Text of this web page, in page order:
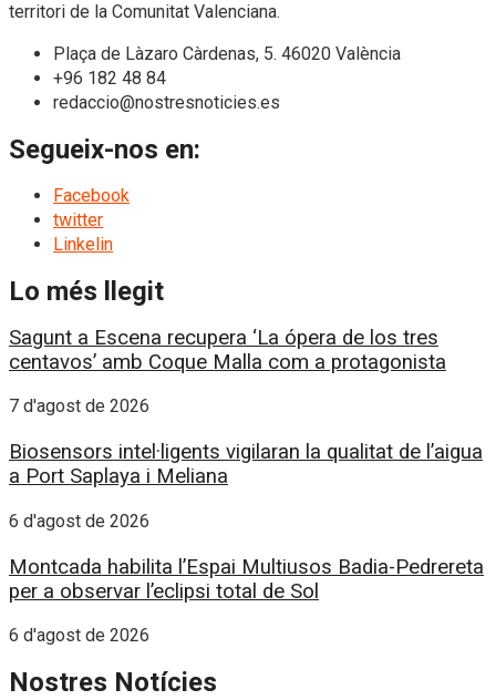
territori de la Comunitat Valenciana.
Plaça de Làzaro Càrdenas, 5. 46020 València
+96 182 48 84
redaccio@nostresnoticies.es
Segueix-nos en:
Facebook
twitter
Linkelin
Lo més llegit
Sagunt a Escena recupera ‘La ópera de los tres
centavos’ amb Coque Malla com a protagonista
7 d'agost de 2026
Biosensors intel·ligents vigilaran la qualitat de l’aigua
a Port Saplaya i Meliana
6 d'agost de 2026
Montcada habilita l’Espai Multiusos Badia-Pedrereta
per a observar l’eclipsi total de Sol
6 d'agost de 2026
Nostres Notícies